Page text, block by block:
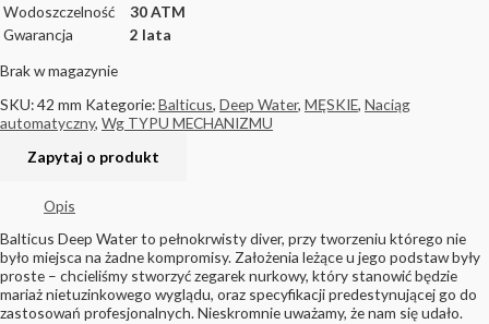
Wodoszczelność
30 ATM
Gwarancja
2 lata
Brak w magazynie
SKU:42 mm Kategorie:Balticus, Deep Water, MĘSKIE, Naciąg
automatyczny, Wg TYPU MECHANIZMU
Opis
Balticus Deep Water to pełnokrwisty diver, przy tworzeniu którego nie
było miejsca na żadne kompromisy. Założenia leżące u jego podstaw były
proste – chcieliśmy stworzyć zegarek nurkowy, który stanowić będzie
mariaż nietuzinkowego wyglądu, oraz specyfikacji predestynującej go do
zastosowań profesjonalnych. Nieskromnie uważamy, że nam się udało.